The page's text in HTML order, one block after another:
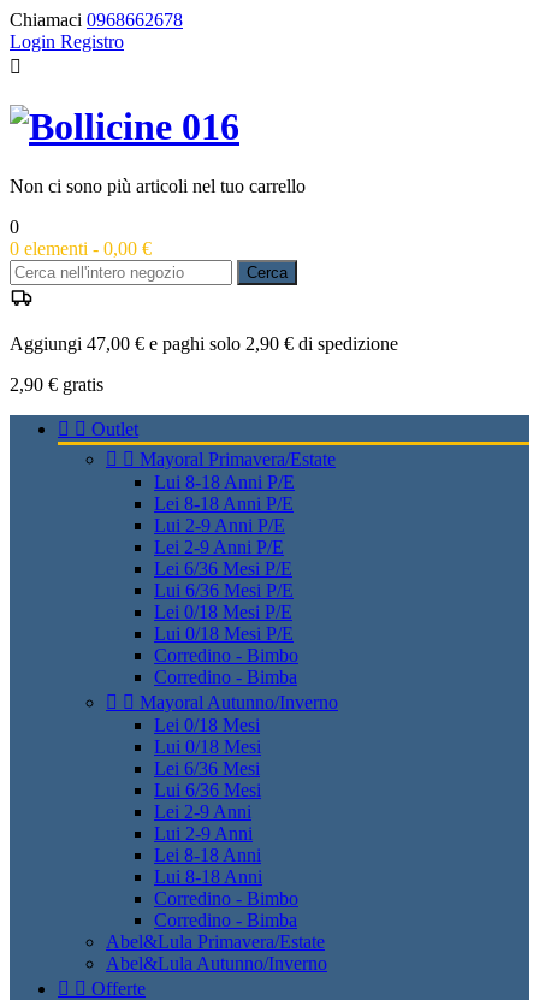
Chiamaci 0968662678
Login Registro

Non ci sono più articoli nel tuo carrello
0
0 elementi - 0,00 €
Cerca
Aggiungi 47,00 € e paghi solo 2,90 € di spedizione
2,90 € gratis
  Outlet
  Mayoral Primavera/Estate
Lui 8-18 Anni P/E
Lei 8-18 Anni P/E
Lui 2-9 Anni P/E
Lei 2-9 Anni P/E
Lei 6/36 Mesi P/E
Lui 6/36 Mesi P/E
Lei 0/18 Mesi P/E
Lui 0/18 Mesi P/E
Corredino - Bimbo
Corredino - Bimba
  Mayoral Autunno/Inverno
Lei 0/18 Mesi
Lui 0/18 Mesi
Lei 6/36 Mesi
Lui 6/36 Mesi
Lei 2-9 Anni
Lui 2-9 Anni
Lei 8-18 Anni
Lui 8-18 Anni
Corredino - Bimbo
Corredino - Bimba
Abel&Lula Primavera/Estate
Abel&Lula Autunno/Inverno
  Offerte